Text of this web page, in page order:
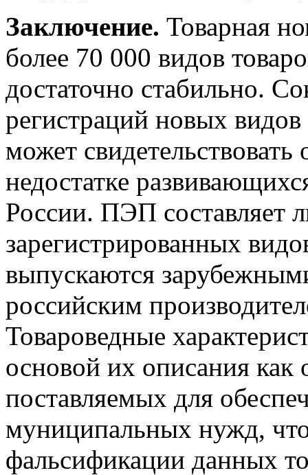
Заключение. Товарная
более 70 000 видов
достаточно стабильно.
регистраций новых
может
недостатке
России. ПЭП составляет
зарегистрированных
выпускаются
российским
Товароведные
основой их описания как
поставляемых для
муниципальных нужд,
фальсификации данных